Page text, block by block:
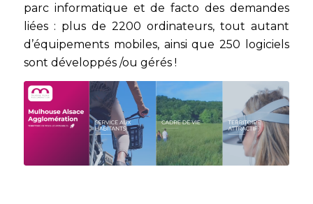
parc informatique et de facto des demandes
liées : plus de 2200 ordinateurs, tout autant
d’équipements mobiles, ainsi que 250 logiciels
sont développés /ou gérés !